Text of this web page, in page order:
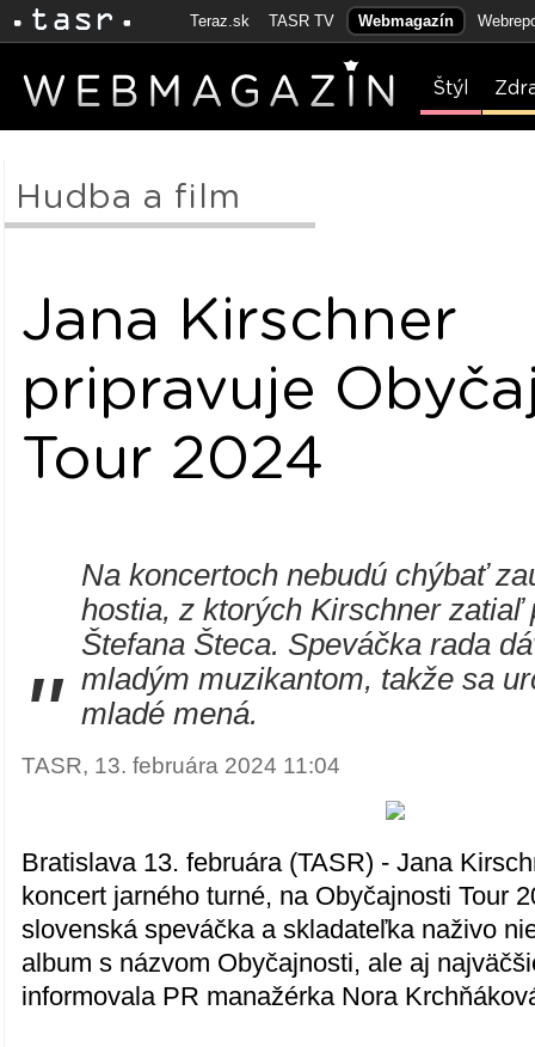
Teraz.sk TASR TV Webmagazín
Štýl
Hudba a film
Jana Kirschner
pripravuje
Tour 2024
"
Na koncertoch nebudú chýbať
hostia, z ktorých Kirschner zatiaľ
Štefana Šteca. Speváčka rada
mladým muzikantom, takže sa
mladé mená.
TASR, 13. februára 2024 11:04
Bratislava 13. februára (TASR) - Jana
koncert jarného turné, na Obyčajnosti Tour
slovenská speváčka a skladateľka naživo
album s názvom Obyčajnosti, ale aj
informovala PR manažérka Nora